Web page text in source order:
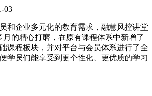
03
和企业多元化的教育需求，融慧风控讲堂
月的精心打磨，在原有课程体系中新增了
课程板块，并对平台与会员体系进行了全
学员们能享受到更个性化、更优质的学习